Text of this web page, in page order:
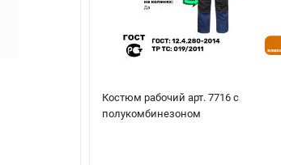
Костюм рабочий арт. 7716 с
полукомбинезоном